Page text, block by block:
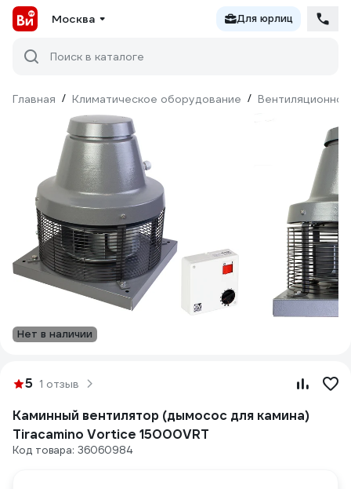
Москва Для юрлиц
Поиск в каталоге
Главная / Климатическое оборудование /
Нет в наличии
5 1 отзыв
Каминный вентилятор (дымосос для камина)
Tiracamino Vortice 15000VRT
Код товара: 36060984